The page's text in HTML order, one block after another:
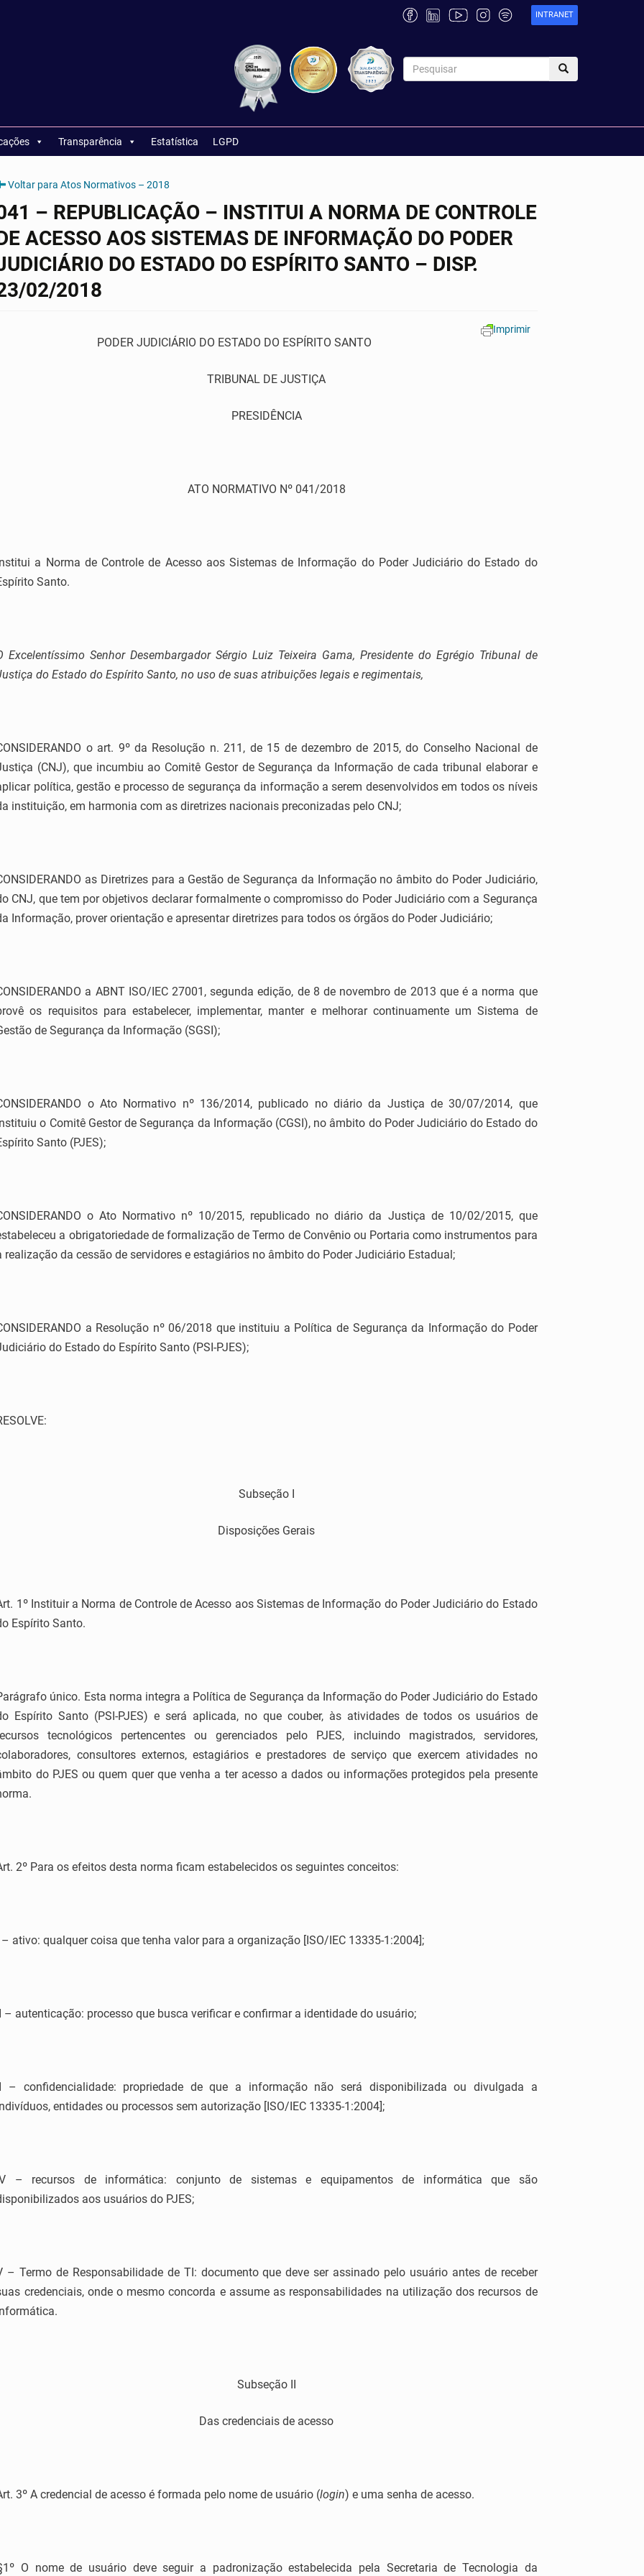
INTRANET
Transparência Estatística LGPD
Voltar para Atos Normativos – 2018
– REPUBLICAÇÃO – INSTITUI A NORMA DE CONTROLE
ACESSO AOS SISTEMAS DE INFORMAÇÃO DO PODER
DO ESTADO DO ESPÍRITO SANTO – DISP.
02/2018
Imprimir
PODER JUDICIÁRIO DO ESTADO DO ESPÍRITO SANTO
TRIBUNAL DE JUSTIÇA
PRESIDÊNCIA
ATO NORMATIVO Nº 041/2018
a Norma de Controle de Acesso aos Sistemas de Informação do Poder Judiciário do Estado do
Santo.
Excelentíssimo Senhor Desembargador Sérgio Luiz Teixeira Gama, Presidente do Egrégio Tribunal de
do Estado do Espírito Santo, no uso de suas atribuições legais e regimentais,
o art. 9º da Resolução n. 211, de 15 de dezembro de 2015, do Conselho Nacional de
(CNJ), que incumbiu ao Comitê Gestor de Segurança da Informação de cada tribunal elaborar e
política, gestão e processo de segurança da informação a serem desenvolvidos em todos os níveis
instituição, em harmonia com as diretrizes nacionais preconizadas pelo CNJ;
as Diretrizes para a Gestão de Segurança da Informação no âmbito do Poder Judiciário,
CNJ, que tem por objetivos declarar formalmente o compromisso do Poder Judiciário com a Segurança
Informação, prover orientação e apresentar diretrizes para todos os órgãos do Poder Judiciário;
a ABNT ISO/IEC 27001, segunda edição, de 8 de novembro de 2013 que é a norma que
os requisitos para estabelecer, implementar, manter e melhorar continuamente um Sistema de
de Segurança da Informação (SGSI);
o Ato Normativo nº 136/2014, publicado no diário da Justiça de 30/07/2014, que
o Comitê Gestor de Segurança da Informação (CGSI), no âmbito do Poder Judiciário do Estado do
Santo (PJES);
o Ato Normativo nº 10/2015, republicado no diário da Justiça de 10/02/2015, que
a obrigatoriedade de formalização de Termo de Convênio ou Portaria como instrumentos para
realização da cessão de servidores e estagiários no âmbito do Poder Judiciário Estadual;
a Resolução nº 06/2018 que instituiu a Política de Segurança da Informação do Poder
do Estado do Espírito Santo (PSI-PJES);
Subseção I
Disposições Gerais
1º Instituir a Norma de Controle de Acesso aos Sistemas de Informação do Poder Judiciário do Estado
Espírito Santo.
único. Esta norma integra a Política de Segurança da Informação do Poder Judiciário do Estado
Espírito Santo (PSI-PJES) e será aplicada, no que couber, às atividades de todos os usuários de
tecnológicos pertencentes ou gerenciados pelo PJES, incluindo magistrados, servidores,
consultores externos, estagiários e prestadores de serviço que exercem atividades no
do PJES ou quem quer que venha a ter acesso a dados ou informações protegidos pela presente
2º Para os efeitos desta norma ficam estabelecidos os seguintes conceitos:
– ativo: qualquer coisa que tenha valor para a organização [ISO/IEC 13335-1:2004];
– autenticação: processo que busca verificar e confirmar a identidade do usuário;
– confidencialidade: propriedade de que a informação não será disponibilizada ou divulgada a
entidades ou processos sem autorização [ISO/IEC 13335-1:2004];
– recursos de informática: conjunto de sistemas e equipamentos de informática que são
aos usuários do PJES;
– Termo de Responsabilidade de TI: documento que deve ser assinado pelo usuário antes de receber
credenciais, onde o mesmo concorda e assume as responsabilidades na utilização dos recursos de
Subseção II
Das credenciais de acesso
3º A credencial de acesso é formada pelo nome de usuário (login) e uma senha de acesso.
O nome de usuário deve seguir a padronização estabelecida pela Secretaria de Tecnologia da